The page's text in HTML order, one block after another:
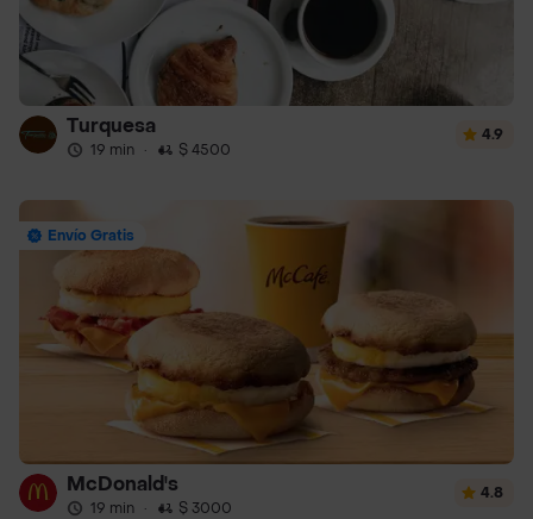
Turquesa
19 min · $ 4500
4.9
Envío Gratis
McDonald's
19 min · $ 3000
4.8